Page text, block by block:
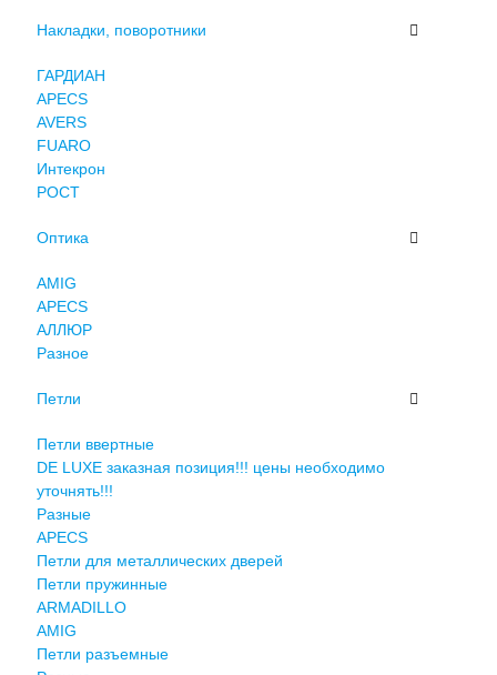
Накладки, поворотники
ГАРДИАН
APECS
AVERS
FUARO
Интекрон
РОСТ
Оптика
AMIG
APECS
АЛЛЮР
Разное
Петли
Петли ввертные
DE LUXE заказная позиция!!! цены необходимо
уточнять!!!
Разные
APECS
Петли для металлических дверей
Петли пружинные
ARMADILLO
AMIG
Петли разъемные